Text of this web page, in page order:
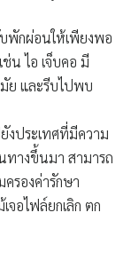
พักผ่อนให้เพียงพอ
น ไอ เจ็บคอ มี
ย และรีบไปพบ
งประเทศที่มีความ
นทางขึ้นมา สามารถ
รองค่ารักษา
อไฟล์ยกเลิก ตก